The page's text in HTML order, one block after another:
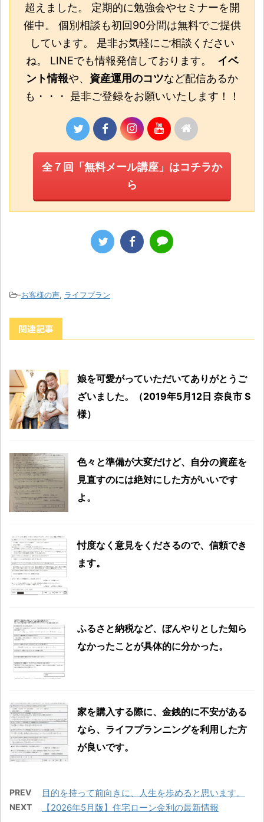
超えました。 定期的に勉強会やセミナーを開
催中。 個別相談も初回90分間は無料でご提供
しています。 是非お気軽にご相談ください
ね。 LINEでも情報発信しております。 イベ
ント情報や、 資産運用のコツなど配信あるか
も・・・ 是非ご登録をお願いいたします！！
全７回「無料メール講座」はコチラか
ら
-お客様の声, ライフプラン
関連記事
娘を可愛がっていただいてありがとうご
ざいました。（2019年5月12日 奈良市 S
様）
色々と準備が大変だけど、自分の資産を
見直すのには絶対にした方がいいです
よ。
忖度なく意見をくださるので、信頼でき
ます。
ふるさと納税など、ぼんやりとした知ら
なかったことが具体的に分かった。
家を購入する際に、金銭的に不安がある
なら、ライフプランニングを利用した方
が良いです。
PREV 目的を持って前向きに、人生を歩めると思います。
NEXT 【2026年5月版】住宅ローン金利の最新情報